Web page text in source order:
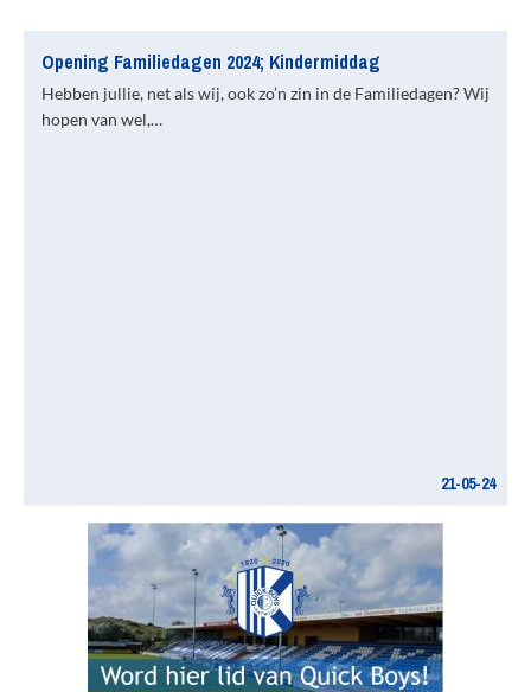
Opening Familiedagen 2024; Kindermiddag
Hebben jullie, net als wij, ook zo’n zin in de Familiedagen? Wij
hopen van wel,…
21-05-24